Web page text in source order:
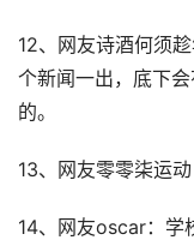
12、网友诗酒何须
个新闻一出，底下
的。
13、网友零零柒运
14、网友oscar：学